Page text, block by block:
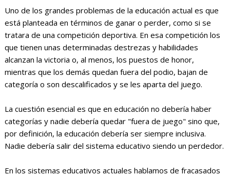
Uno de los grandes problemas de la educación actual es que
está planteada en términos de ganar o perder, como si se
tratara de una competición deportiva. En esa competición los
que tienen unas determinadas destrezas y habilidades
alcanzan la victoria o, al menos, los puestos de honor,
mientras que los demás quedan fuera del podio, bajan de
categoría o son descalificados y se les aparta del juego.
La cuestión esencial es que en educación no debería haber
categorías y nadie debería quedar "fuera de juego" sino que,
por definición, la educación debería ser siempre inclusiva.
Nadie debería salir del sistema educativo siendo un perdedor.
En los sistemas educativos actuales hablamos de fracasados